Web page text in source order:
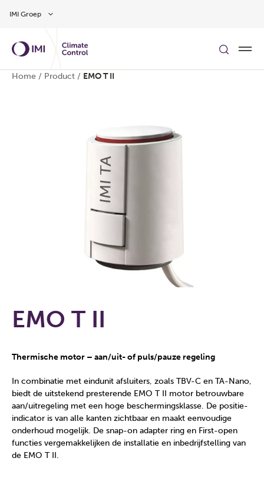
IMI Groep
Home / Product / EMO T II
EMO T II
Thermische motor – aan/uit- of puls/pauze regeling
In combinatie met eindunit afsluiters, zoals TBV-C en TA-Nano,
biedt de uitstekend presterende EMO T II motor betrouwbare
aan/uitregeling met een hoge beschermingsklasse. De positie-
indicator is van alle kanten zichtbaar en maakt eenvoudige
onderhoud mogelijk. De snap-on adapter ring en First-open
functies vergemakkelijken de installatie en inbedrijfstelling van
de EMO T II.